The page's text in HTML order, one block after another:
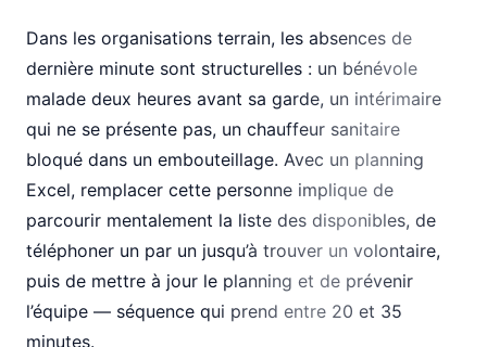
Dans les organisations terrain, les absences de
dernière minute sont structurelles : un bénévole
malade deux heures avant sa garde, un intérimaire
qui ne se présente pas, un chauffeur sanitaire
bloqué dans un embouteillage. Avec un planning
Excel, remplacer cette personne implique de
parcourir mentalement la liste des disponibles, de
téléphoner un par un jusqu’à trouver un volontaire,
puis de mettre à jour le planning et de prévenir
l’équipe — séquence qui prend entre 20 et 35
minutes.